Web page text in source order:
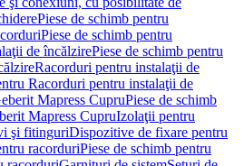
Piese de schimb pentru
Piese de schimb pentru
de încălzirePiese de schimb pentru
Racorduri pentru instalaţii de
Racorduri pentru instalaţii de
Mapress CupruPiese de schimb
Mapress CupruIzolaţii pentru
şi fitinguriDispozitive de fixare pentru
racorduriPiese de schimb pentru